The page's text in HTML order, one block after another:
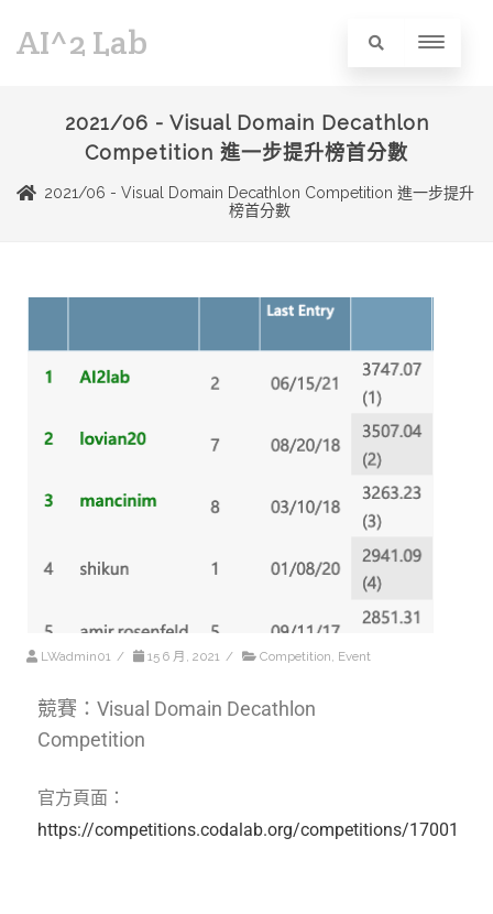
AI^2 Lab
2021/06 - Visual Domain Decathlon
Competition 進一步提升榜首分數
2021/06 - Visual Domain Decathlon Competition 進一步提升
榜首分數
LWadmin01 / 15 6 月, 2021 / Competition, Event
競賽：Visual Domain Decathlon
Competition
官方頁面：
https://competitions.codalab.org/competitions/17001